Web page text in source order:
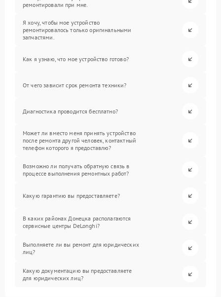
ремонтировали при мне.
Я хочу, чтобы мое устройство
ремонтировалось только оригинальными
запчастями.
Как я узнаю, что мое устройство готово?
От чего зависит срок ремонта техники?
Диагностика проводится бесплатно?
Может ли вместо меня принять устройство
после ремонта другой человек, контактный
телефон которого я предоставлю?
Возможно ли получать обратную связь в
процессе выполнения ремонтных работ?
Какую гарантию вы предоставляете?
В каких районах Донецка располагаются
сервисные центры DeLonghi?
Выполняете ли вы ремонт для юридических
лиц?
Какую документацию вы предоставляете
для юридических лиц?